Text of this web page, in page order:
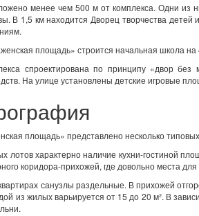
менее чем 500 м от комплекса. Одни
В 1,5 км находится Дворец творчества
площадь» строится начальная школа на
спроектирована по принципу «двор
На улице установлены детские игровые
площадь» представлено несколько
лотов характерно наличие кухни-гостиной
коридора-прихожей, где довольно места
санузлы раздельные. В прихожей
из жилых варьируется от 15 до 20 м². В